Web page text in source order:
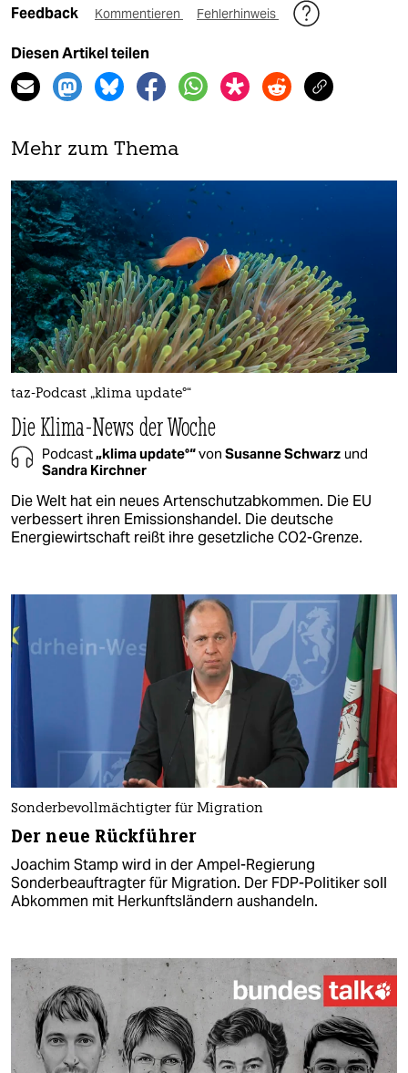
Feedback Kommentieren Fehlerhinweis
Diesen Artikel teilen
Mehr zum Thema
taz-Podcast „klima update°“
Die Klima-News der Woche
Podcast„klima update°“von Susanne Schwarz und
Sandra Kirchner
Die Welt hat ein neues Artenschutzabkommen. Die EU
verbessert ihren Emissionshandel. Die deutsche
Energiewirtschaft reißt ihre gesetzliche CO2-Grenze.
Sonderbevollmächtigter für Migration
Der neue Rückführer
Joachim Stamp wird in der Ampel-Regierung
Sonderbeauftragter für Migration. Der FDP-Politiker soll
Abkommen mit Herkunftsländern aushandeln.